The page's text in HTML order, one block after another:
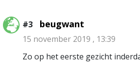
#3 beugwant
15 november 2019 , 13:39
Zo op het eerste gezicht